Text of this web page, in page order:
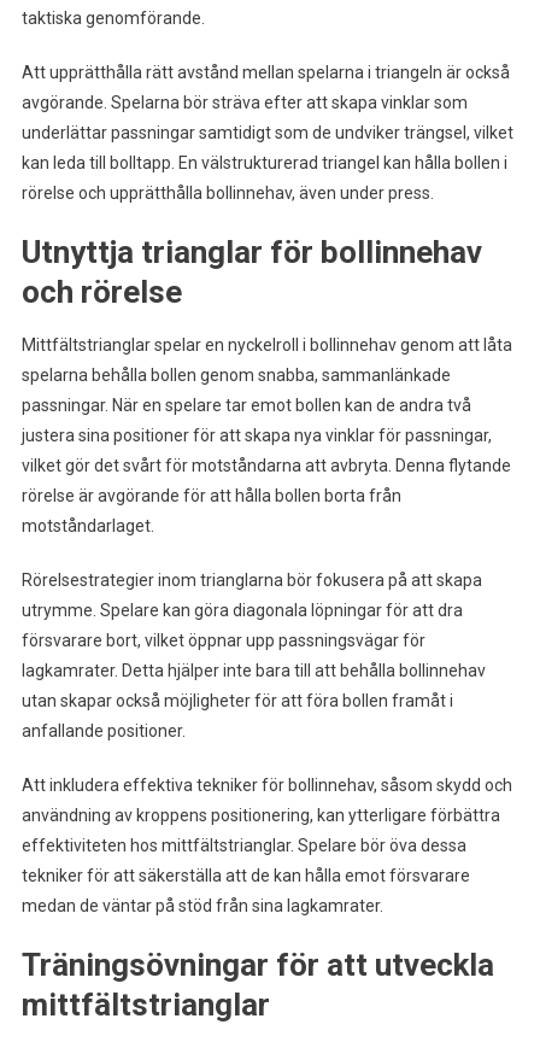
taktiska genomförande.
Att upprätthålla rätt avstånd mellan spelarna i triangeln är också
avgörande. Spelarna bör sträva efter att skapa vinklar som
underlättar passningar samtidigt som de undviker trängsel, vilket
kan leda till bolltapp. En välstrukturerad triangel kan hålla bollen i
rörelse och upprätthålla bollinnehav, även under press.
Utnyttja trianglar för bollinnehav
och rörelse
Mittfältstrianglar spelar en nyckelroll i bollinnehav genom att låta
spelarna behålla bollen genom snabba, sammanlänkade
passningar. När en spelare tar emot bollen kan de andra två
justera sina positioner för att skapa nya vinklar för passningar,
vilket gör det svårt för motståndarna att avbryta. Denna flytande
rörelse är avgörande för att hålla bollen borta från
motståndarlaget.
Rörelsestrategier inom trianglarna bör fokusera på att skapa
utrymme. Spelare kan göra diagonala löpningar för att dra
försvarare bort, vilket öppnar upp passningsvägar för
lagkamrater. Detta hjälper inte bara till att behålla bollinnehav
utan skapar också möjligheter för att föra bollen framåt i
anfallande positioner.
Att inkludera effektiva tekniker för bollinnehav, såsom skydd och
användning av kroppens positionering, kan ytterligare förbättra
effektiviteten hos mittfältstrianglar. Spelare bör öva dessa
tekniker för att säkerställa att de kan hålla emot försvarare
medan de väntar på stöd från sina lagkamrater.
Träningsövningar för att utveckla
mittfältstrianglar